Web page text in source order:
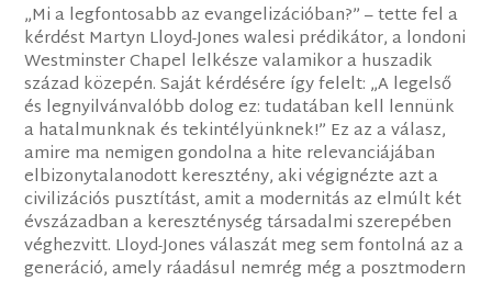
„Mi a legfontosabb az evangelizációban?” – tette fel a
kérdést Martyn Lloyd-Jones walesi prédikátor, a londoni
Westminster Chapel lelkésze valamikor a huszadik
század közepén. Saját kérdésére így felelt: „A legelső
és legnyilvánvalóbb dolog ez: tudatában kell lennünk
a hatalmunknak és tekintélyünknek!” Ez az a válasz,
amire ma nemigen gondolna a hite relevanciájában
elbizonytalanodott keresztény, aki végignézte azt a
civilizációs pusztítást, amit a modernitás az elmúlt két
évszázadban a kereszténység társadalmi szerepében
véghezvitt. Lloyd-Jones válaszát meg sem fontolná az a
generáció, amely ráadásul nemrég még a posztmodern